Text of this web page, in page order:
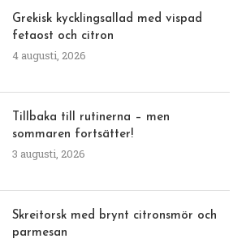
Grekisk kycklingsallad med vispad
fetaost och citron
4 augusti, 2026
Tillbaka till rutinerna – men
sommaren fortsätter!
3 augusti, 2026
Skreitorsk med brynt citronsmör och
parmesan